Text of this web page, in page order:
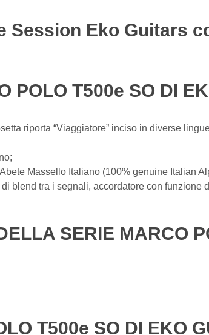
Session Eko Guitars
POLO T500e SO DI
riporta “Viaggiatore” inciso in diverse
Massello Italiano (100% genuine Italian
blend tra i segnali, accordatore con funzione
SERIE MARCO
T500e SO DI EKO